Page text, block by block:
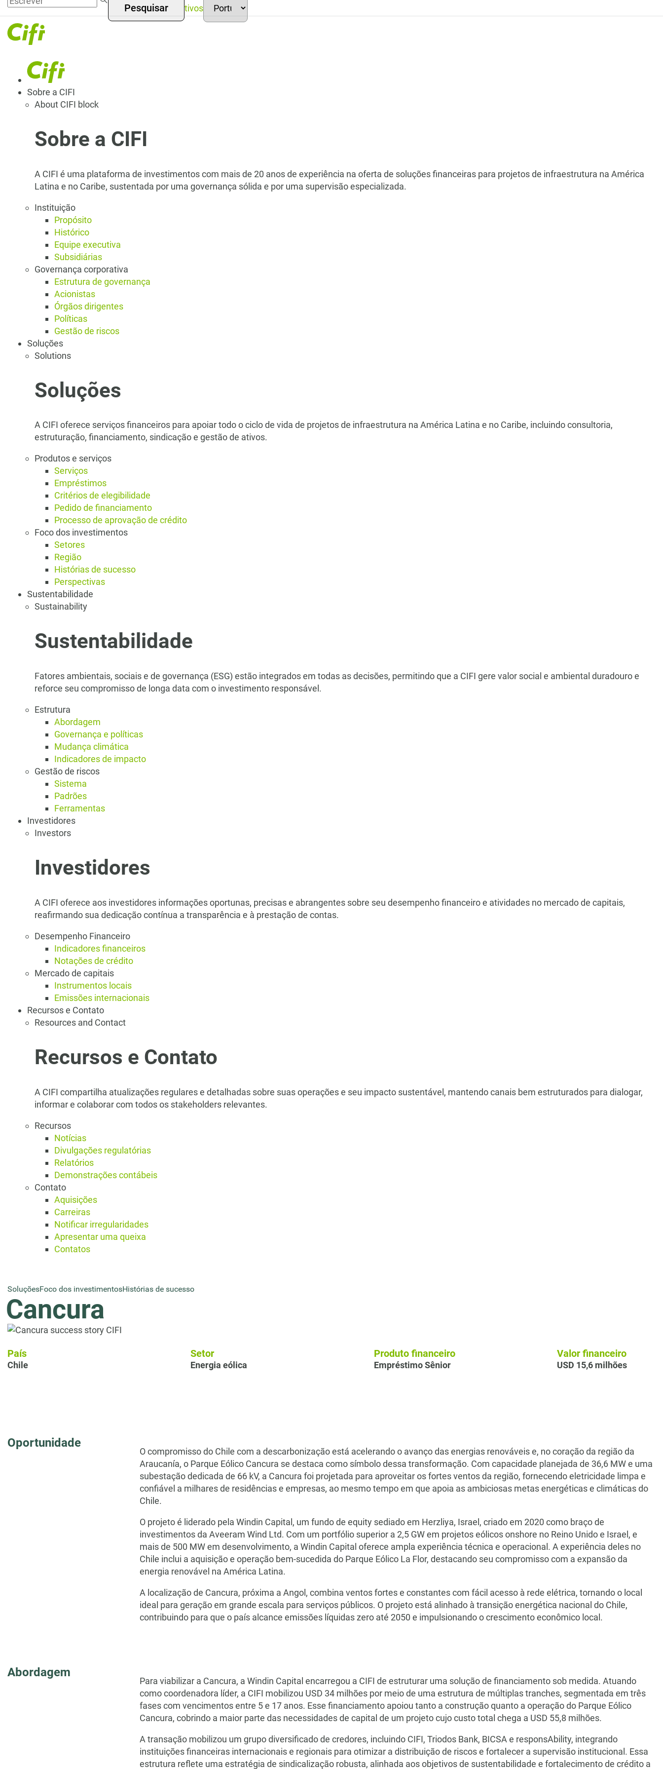
Passar
para o
conteúdo
principal
Menú
Gestão de ativos your
language
Navegación
principal
Sobre a CIFI
About CIFI block
Sobre a CIFI
A CIFI é uma plataforma de investimentos com mais de 20 anos de experiência na oferta de soluções financeiras para projetos de infraestrutura na América
Latina e no Caribe, sustentada por uma governança sólida e por uma supervisão especializada.
Instituição
Propósito
Histórico
Equipe executiva
Subsidiárias
Governança corporativa
Estrutura de governança
Acionistas
Órgãos dirigentes
Políticas
Gestão de riscos
Soluções
Solutions
Soluções
A CIFI oferece serviços financeiros para apoiar todo o ciclo de vida de projetos de infraestrutura na América Latina e no Caribe, incluindo consultoria,
estruturação, financiamento, sindicação e gestão de ativos.
Produtos e serviços
Serviços
Empréstimos
Critérios de elegibilidade
Pedido de financiamento
Processo de aprovação de crédito
Foco dos investimentos
Setores
Região
Histórias de sucesso
Perspectivas
Sustentabilidade
Sustainability
Sustentabilidade
Fatores ambientais, sociais e de governança (ESG) estão integrados em todas as decisões, permitindo que a CIFI gere valor social e ambiental duradouro e
reforce seu compromisso de longa data com o investimento responsável.
Estrutura
Abordagem
Governança e políticas
Mudança climática
Indicadores de impacto
Gestão de riscos
Sistema
Padrões
Ferramentas
Investidores
Investors
Investidores
A CIFI oferece aos investidores informações oportunas, precisas e abrangentes sobre seu desempenho financeiro e atividades no mercado de capitais,
reafirmando sua dedicação contínua a transparência e à prestação de contas.
Desempenho Financeiro
Indicadores financeiros
Notações de crédito
Mercado de capitais
Instrumentos locais
Emissões internacionais
Recursos e Contato
Resources and Contact
Recursos e Contato
A CIFI compartilha atualizações regulares e detalhadas sobre suas operações e seu impacto sustentável, mantendo canais bem estruturados para dialogar,
informar e colaborar com todos os stakeholders relevantes.
Recursos
Notícias
Divulgações regulatórias
Relatórios
Demonstrações contábeis
Contato
Aquisições
Carreiras
Notificar irregularidades
Apresentar uma queixa
Contatos
SoluçõesFoco dos investimentosHistórias de sucesso
Cancura
País
Chile
Setor
Energia eólica
Produto financeiro
Empréstimo Sênior
Valor financeiro
USD 15,6 milhões
Oportunidade
O compromisso do Chile com a descarbonização está acelerando o avanço das energias renováveis e, no coração da região da
Araucanía, o Parque Eólico Cancura se destaca como símbolo dessa transformação. Com capacidade planejada de 36,6 MW e uma
subestação dedicada de 66 kV, a Cancura foi projetada para aproveitar os fortes ventos da região, fornecendo eletricidade limpa e
confiável a milhares de residências e empresas, ao mesmo tempo em que apoia as ambiciosas metas energéticas e climáticas do
Chile.
O projeto é liderado pela Windin Capital, um fundo de equity sediado em Herzliya, Israel, criado em 2020 como braço de
investimentos da Aveeram Wind Ltd. Com um portfólio superior a 2,5 GW em projetos eólicos onshore no Reino Unido e Israel, e
mais de 500 MW em desenvolvimento, a Windin Capital oferece ampla experiência técnica e operacional. A experiência deles no
Chile inclui a aquisição e operação bem-sucedida do Parque Eólico La Flor, destacando seu compromisso com a expansão da
energia renovável na América Latina.
A localização de Cancura, próxima a Angol, combina ventos fortes e constantes com fácil acesso à rede elétrica, tornando o local
ideal para geração em grande escala para serviços públicos. O projeto está alinhado à transição energética nacional do Chile,
contribuindo para que o país alcance emissões líquidas zero até 2050 e impulsionando o crescimento econômico local.
Abordagem
Para viabilizar a Cancura, a Windin Capital encarregou a CIFI de estruturar uma solução de financiamento sob medida. Atuando
como coordenadora líder, a CIFI mobilizou USD 34 milhões por meio de uma estrutura de múltiplas tranches, segmentada em três
fases com vencimentos entre 5 e 17 anos. Esse financiamento apoiou tanto a construção quanto a operação do Parque Eólico
Cancura, cobrindo a maior parte das necessidades de capital de um projeto cujo custo total chega a USD 55,8 milhões.
A transação mobilizou um grupo diversificado de credores, incluindo CIFI, Triodos Bank, BICSA e responsAbility, integrando
instituições financeiras internacionais e regionais para otimizar a distribuição de riscos e fortalecer a supervisão institucional. Essa
estrutura reflete uma estratégia de sindicalização robusta, alinhada aos objetivos de sustentabilidade e fortalecimento de crédito a